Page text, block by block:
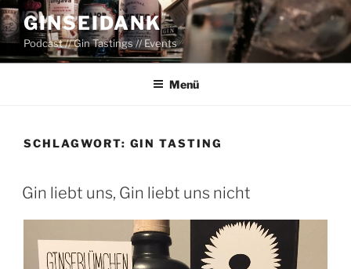
Zum
Inhalt
springen
GINSEIDANK
Podcast // Gin Tastings // Events
Menü
SCHLAGWORT: GIN TASTING
Gin liebt uns, Gin liebt uns nicht